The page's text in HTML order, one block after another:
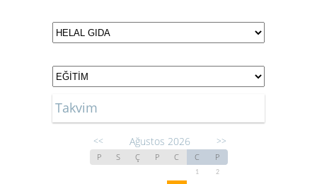
Takvim
<< Ağustos 2026 >>
P S Ç P C C P
1 2